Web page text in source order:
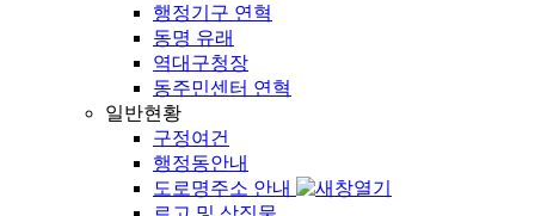
행정기구 연혁
동명 유래
역대구청장
동주민센터 연혁
일반현황
구정여건
행정동안내
도로명주소 안내